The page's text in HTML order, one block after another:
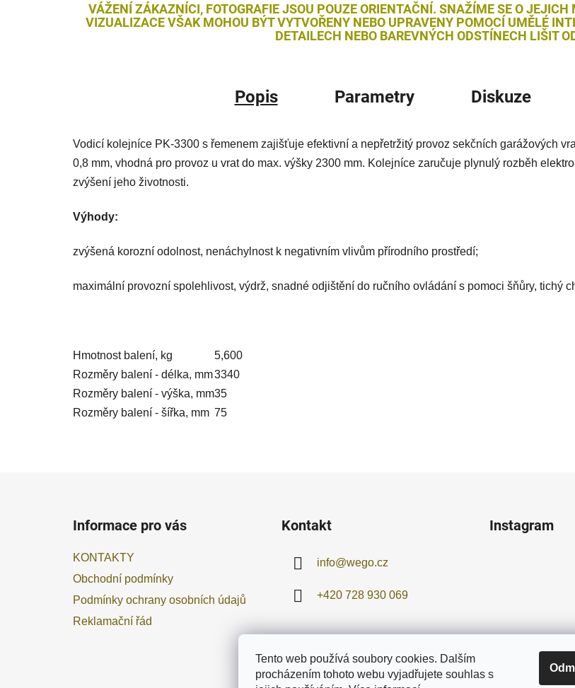
Tento web používá soubory cookies. Dalším
procházením tohoto webu vyjadřujete souhlas s
VÁŽENÍ ZÁKAZNÍCI, FOTOGRAFIE JSOU POUZE ORIENTAČNÍ. SNAŽÍME SE O
VIZUALIZACE VŠAK MOHOU BÝT VYTVOŘENY NEBO UPRAVENY POMOCÍ UMĚLÉ
DETAILECH NEBO BAREVNÝCH ODSTÍNECH LIŠIT
Popis Parametry Diskuze
Vodicí kolejníce PK-3300 s řemenem zajišťuje efektivní a nepřetržitý provoz sekčních garážových
0,8 mm, vhodná pro provoz u vrat do max. výšky 2300 mm. Kolejníce zaručuje plynulý rozběh
zvýšení jeho životnosti.
Výhody:
zvýšená korozní odolnost, nenáchylnost k negativním vlivům přírodního prostředí;
maximální provozní spolehlivost, výdrž, snadné odjištění do ručního ovládání s pomoci šňůry, tichý
Hmotnost balení, kg
5,600
Rozměry balení - délka, mm3340
Rozměry balení - výška, mm35
Rozměry balení - šířka, mm 75
Informace pro vás
KONTAKTY
Obchodní podmínky
Podmínky ochrany osobních údajů
Reklamační řád
Kontakt
info@wego.cz
+420 728 930 069
Instagram